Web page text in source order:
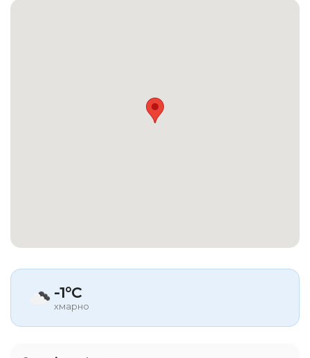
-1°C
хмарно